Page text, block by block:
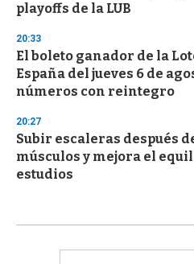
playoffs de la LUB
20:33
El boleto ganador de la
España del jueves 6 de
números con reintegro
20:27
Subir escaleras después
músculos y mejora el
estudios